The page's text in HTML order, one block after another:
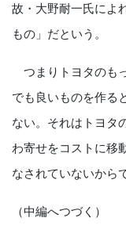
故・大野耐一氏によ
もの」だという。
つまりトヨタのも
でも良いものを作る
ない。それはトヨタ
わ寄せをコストに移
なされていないから
（中編へつづく）